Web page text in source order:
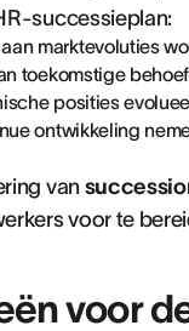
successieplan:
marktevoluties
toekomstige
posities
ontwikkeling
van
voor te
voor